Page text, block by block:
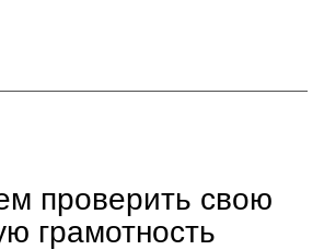
проверить свою
грамотность